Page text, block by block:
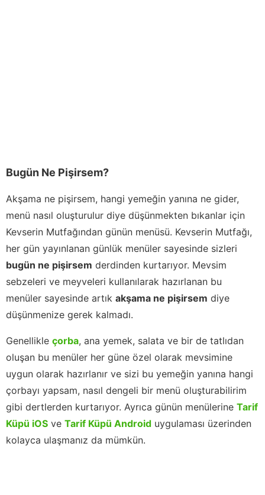
Bugün Ne Pişirsem?
Akşama ne pişirsem, hangi yemeğin yanına ne gider,
menü nasıl oluşturulur diye düşünmekten bıkanlar için
Kevserin Mutfağından günün menüsü. Kevserin Mutfağı,
her gün yayınlanan günlük menüler sayesinde sizleri
bugün ne pişirsem derdinden kurtarıyor. Mevsim
sebzeleri ve meyveleri kullanılarak hazırlanan bu
menüler sayesinde artık akşama ne pişirsem diye
düşünmenize gerek kalmadı.
Genellikle çorba, ana yemek, salata ve bir de tatlıdan
oluşan bu menüler her güne özel olarak mevsimine
uygun olarak hazırlanır ve sizi bu yemeğin yanına hangi
çorbayı yapsam, nasıl dengeli bir menü oluşturabilirim
gibi dertlerden kurtarıyor. Ayrıca günün menülerine Tarif
Küpü iOS ve Tarif Küpü Android uygulaması üzerinden
kolayca ulaşmanız da mümkün.